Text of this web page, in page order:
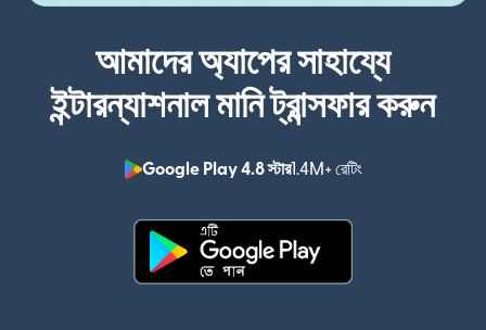
আমাদের অ্যাপের সাহায্যে
ইন্টারন্যাশনাল মানি ট্রান্সফার করুন
Google Play 4.8 স্টার1.4M+ রেটিং